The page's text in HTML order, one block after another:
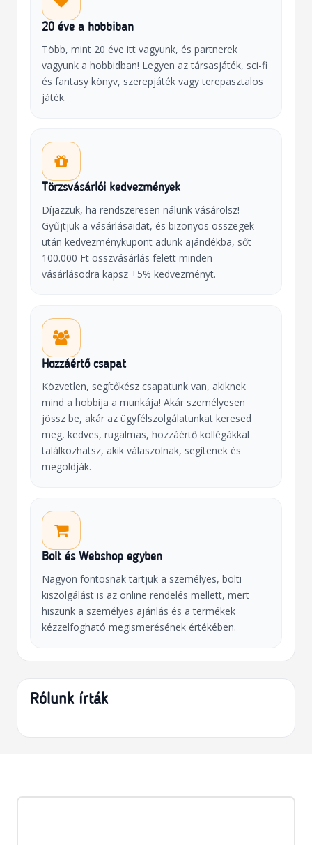
20 éve a hobbiban
Több, mint 20 éve itt vagyunk, és partnerek
vagyunk a hobbidban! Legyen az társasjáték, sci-fi
és fantasy könyv, szerepjáték vagy terepasztalos
játék.
Törzsvásárlói kedvezmények
Díjazzuk, ha rendszeresen nálunk vásárolsz!
Gyűjtjük a vásárlásaidat, és bizonyos összegek
után kedvezménykupont adunk ajándékba, sőt
100.000 Ft összvásárlás felett minden
vásárlásodra kapsz +5% kedvezményt.
Hozzáértő csapat
Közvetlen, segítőkész csapatunk van, akiknek
mind a hobbija a munkája! Akár személyesen
jössz be, akár az ügyfélszolgálatunkat keresed
meg, kedves, rugalmas, hozzáértő kollégákkal
találkozhatsz, akik válaszolnak, segítenek és
megoldják.
Bolt és Webshop egyben
Nagyon fontosnak tartjuk a személyes, bolti
kiszolgálást is az online rendelés mellett, mert
hiszünk a személyes ajánlás és a termékek
kézzelfogható megismerésének értékében.
Rólunk írták